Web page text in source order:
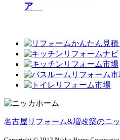
ア
名古屋リフォーム&増改築のニ